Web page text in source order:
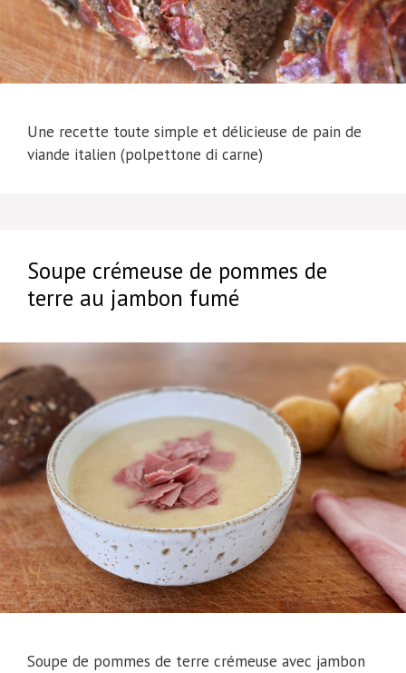
Une recette toute simple et délicieuse de pain de
viande italien (polpettone di carne)
Soupe crémeuse de pommes de
terre au jambon fumé
Soupe de pommes de terre crémeuse avec jambon